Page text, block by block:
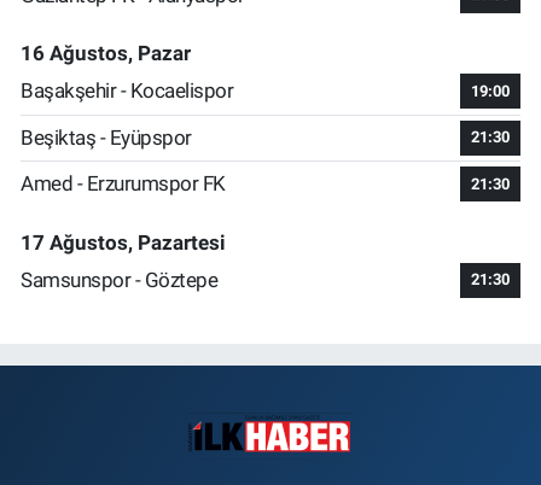
16 Ağustos, Pazar
Başakşehir - Kocaelispor
19:00
Beşiktaş - Eyüpspor 21:30
Amed - Erzurumspor FK 21:30
17 Ağustos, Pazartesi
Samsunspor - Göztepe
21:30